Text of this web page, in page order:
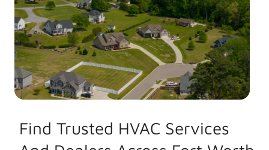
Find Trusted HVAC Services